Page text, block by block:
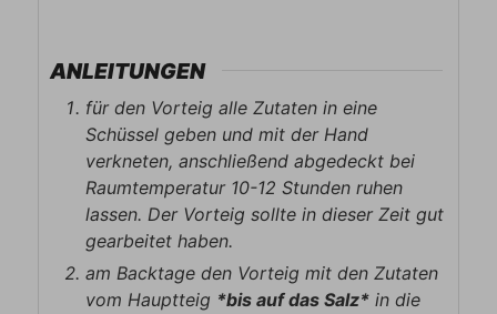
ANLEITUNGEN
für den Vorteig alle Zutaten in eine
Schüssel geben und mit der Hand
verkneten, anschließend abgedeckt bei
Raumtemperatur 10-12 Stunden ruhen
lassen. Der Vorteig sollte in dieser Zeit gut
gearbeitet haben.
am Backtage den Vorteig mit den Zutaten
vom Hauptteig *bis auf das Salz* in die